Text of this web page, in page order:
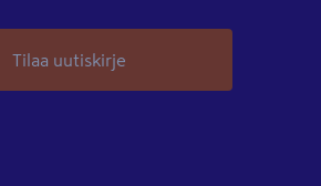
Tilaa uutiskirje